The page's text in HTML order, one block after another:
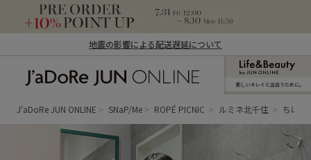
地震の影響による配送遅延について
ン オンライン）
新しいキレイと出合うために。
J'aDoRe JUN ONLINE SNaP/Me ROPÉ PICNIC ルミネ北千住 ちはる